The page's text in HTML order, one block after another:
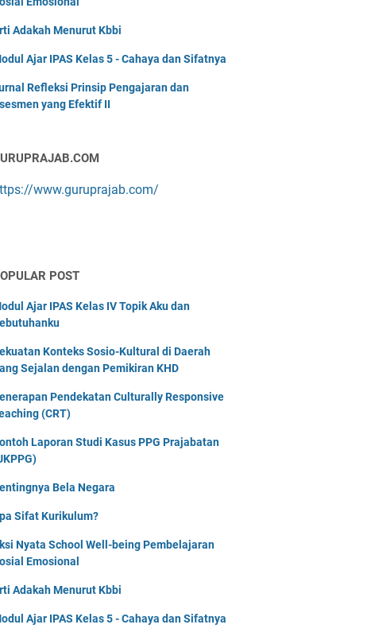
Adakah Menurut Kbbi
Ajar IPAS Kelas 5 - Cahaya dan Sifatnya
Refleksi Prinsip Pengajaran dan
yang Efektif II
www.guruprajab.com/
POST
Ajar IPAS Kelas IV Topik Aku dan
Konteks Sosio-Kultural di Daerah
Sejalan dengan Pemikiran KHD
Pendekatan Culturally Responsive
(CRT)
Laporan Studi Kasus PPG Prajabatan
Bela Negara
Sifat Kurikulum?
Nyata School Well-being Pembelajaran
Emosional
Adakah Menurut Kbbi
Ajar IPAS Kelas 5 - Cahaya dan Sifatnya